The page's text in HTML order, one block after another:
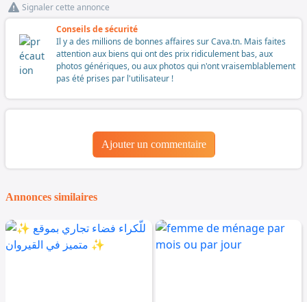
Signaler cette annonce
Conseils de sécurité
Il y a des millions de bonnes affaires sur Cava.tn. Mais faites
attention aux biens qui ont des prix ridiculement bas, aux
photos génériques, ou aux photos qui n'ont vraisemblablement
pas été prises par l'utilisateur !
Ajouter un commentaire
Annonces similaires